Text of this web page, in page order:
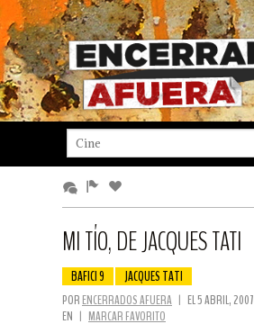
MI TÍO, DE JACQUES TATI
BAFICI 9 JACQUES TATI
POR ENCERRADOS AFUERA | EL 5 ABRIL, 2007
EN | MARCAR FAVORITO